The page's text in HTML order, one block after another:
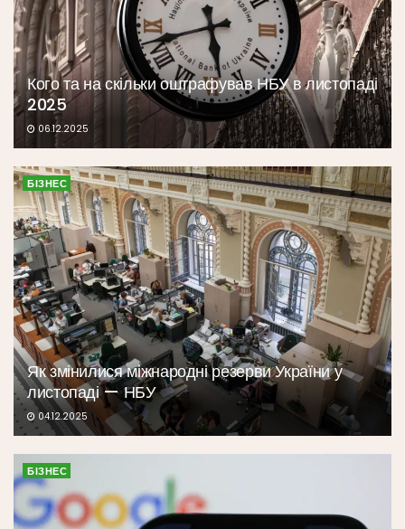
Кого та на скільки оштрафував НБУ в листопаді
2025
06.12.2025
БІЗНЕС
Як змінилися міжнародні резерви України у
листопаді — НБУ
04.12.2025
БІЗНЕС